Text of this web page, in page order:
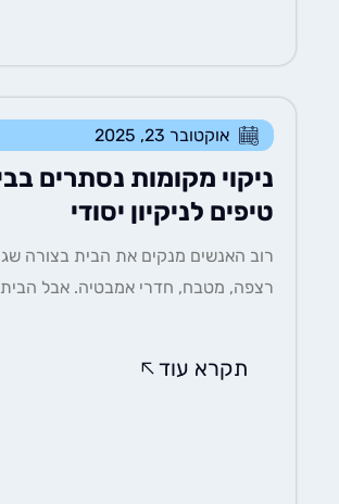
אוקטובר 23, 2025
ניקוי מקומות נסתרים בבית –
טיפים לניקיון יסודי
רוב האנשים מנקים את הבית בצורה שגרתית –
רצפה, מטבח, חדרי אמבטיה. אבל הבית שלכם....
תקרא עוד